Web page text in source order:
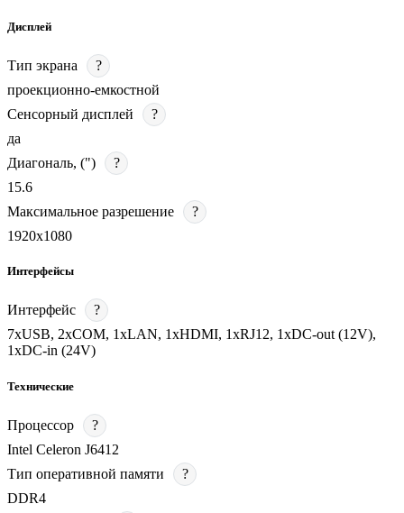
Дисплей
Тип экрана
?
проекционно-емкостной
Сенсорный дисплей
?
да
Диагональ, (")
?
15.6
Максимальное разрешение
?
1920х1080
Интерфейсы
Интерфейс
?
7хUSB, 2xCOM, 1xLAN, 1хHDMI, 1хRJ12, 1xDC-out (12V),
1xDC-in (24V)
Технические
Процессор
?
Intel Celeron J6412
Тип оперативной памяти
?
DDR4